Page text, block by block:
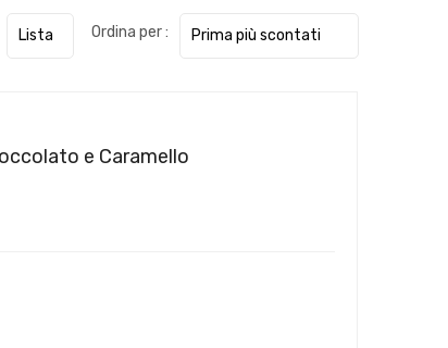
Ordina per :
e Caramello